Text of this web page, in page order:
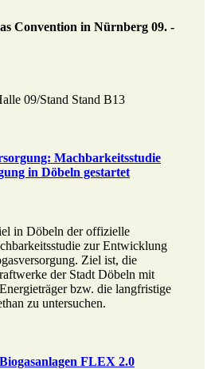
Convention in Nürnberg 09. -
09/Stand Stand B13
Machbarkeitsstudie
in Döbeln gestartet
in Döbeln der offizielle
zur Entwicklung
Ziel ist, die
der Stadt Döbeln mit
bzw. die langfristige
zu untersuchen.
FLEX 2.0